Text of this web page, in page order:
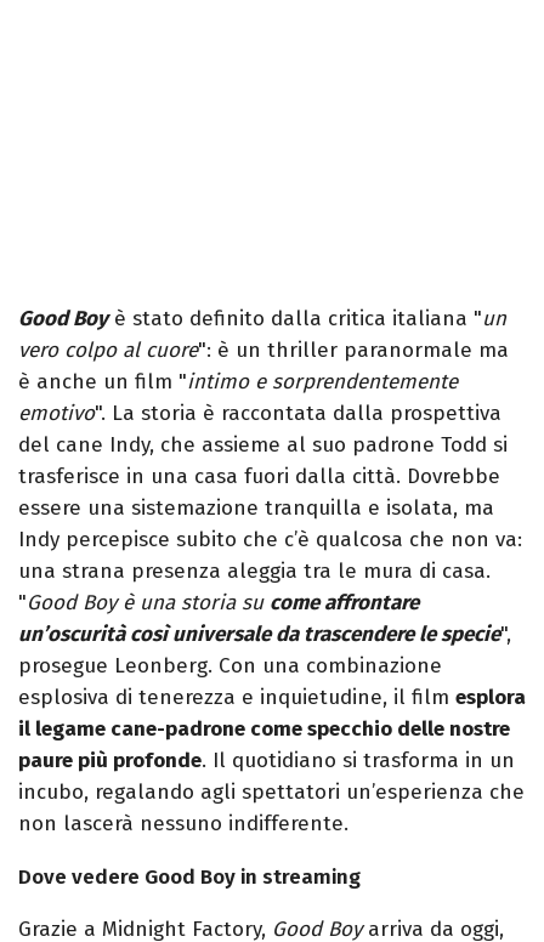
Good Boyè stato definito dalla critica italiana "un
vero colpo al cuore": è un thriller paranormale ma
è anche un film "intimo e sorprendentemente
emotivo". La storia è raccontata dalla prospettiva
del cane Indy, che assieme al suo padrone Todd si
trasferisce in una casa fuori dalla città. Dovrebbe
essere una sistemazione tranquilla e isolata, ma
Indy percepisce subito che c’è qualcosa che non va:
una strana presenza aleggia tra le mura di casa.
"Good Boy è una storia su come affrontare
un’oscurità così universale da trascendere le specie",
prosegue Leonberg. Con una combinazione
esplosiva di tenerezza e inquietudine, il film esplora
il legame cane-padrone come specchio delle nostre
paure più profonde. Il quotidiano si trasforma in un
incubo, regalando agli spettatori un’esperienza che
non lascerà nessuno indifferente.
Dove vedere Good Boy in streaming
Grazie a Midnight Factory, Good Boyarriva da oggi,